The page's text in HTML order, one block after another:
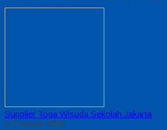
Supplier Toga Wisuda Sekolah Jakarta
6 Februari 2026